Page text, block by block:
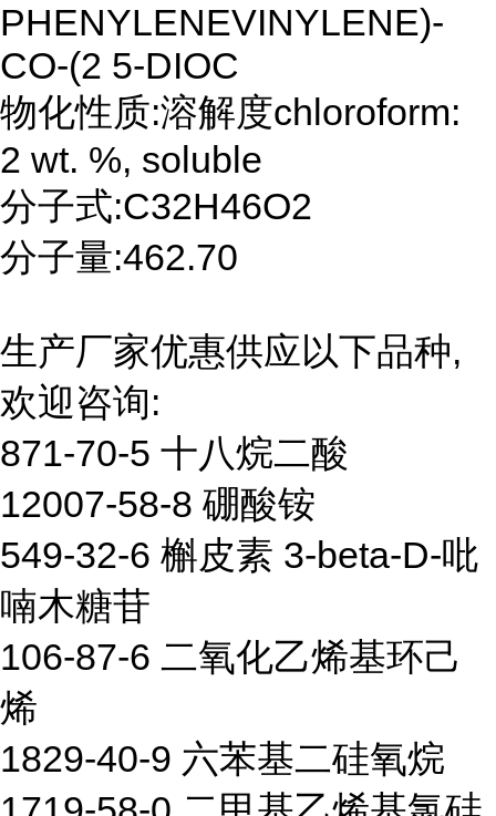
PHENYLENEVINYLENE)-
CO-(2 5-DIOC
物化性质:溶解度chloroform:
2 wt. %, soluble
分子式:C32H46O2
分子量:462.70
生产厂家优惠供应以下品种,
欢迎咨询:
871-70-5 十八烷二酸
12007-58-8 硼酸铵
549-32-6 槲皮素 3-beta-D-吡
喃木糖苷
106-87-6 二氧化乙烯基环己
烯
1829-40-9 六苯基二硅氧烷